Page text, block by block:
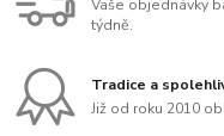
Vaše objednávky
týdně.
Tradice a
Již od roku 2010